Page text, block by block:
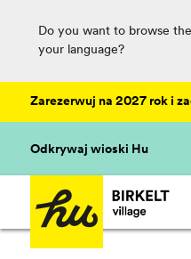
Do you want to browse
your language?
Zarezerwuj na 2027 rok i
Odkrywaj wioski Hu